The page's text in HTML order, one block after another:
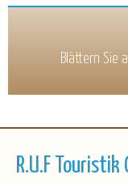
Blättern Sie
R.U.F Touristik